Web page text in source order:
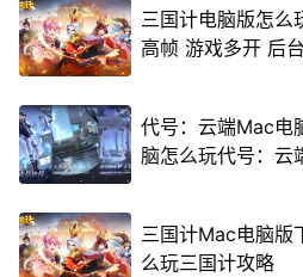
三国计电脑版怎么
高帧 游戏多开 后
代号：云端Mac电
脑怎么玩代号：云
三国计Mac电脑版
么玩三国计攻略